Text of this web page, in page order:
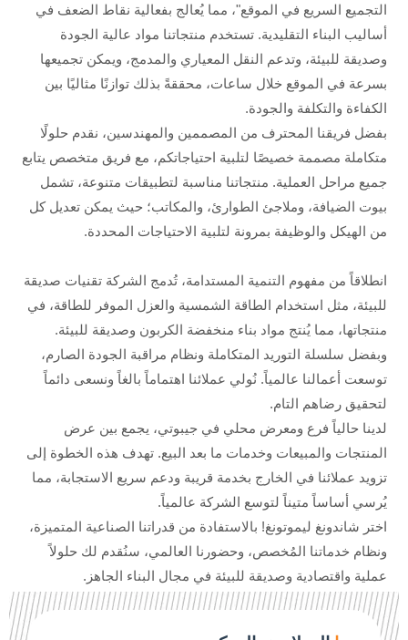
التجميع السريع في الموقع"، مما يُعالج بفعالية نقاط الضعف في
أساليب البناء التقليدية. تستخدم منتجاتنا مواد عالية الجودة
وصديقة للبيئة، وتدعم النقل المعياري والمدمج، ويمكن تجميعها
بسرعة في الموقع خلال ساعات، محققةً بذلك توازنًا مثاليًا بين
الكفاءة والتكلفة والجودة.
بفضل فريقنا المحترف من المصممين والمهندسين، نقدم حلولًا
متكاملة مصممة خصيصًا لتلبية احتياجاتكم، مع فريق متخصص يتابع
جميع مراحل العملية. منتجاتنا مناسبة لتطبيقات متنوعة، تشمل
بيوت الضيافة، وملاجئ الطوارئ، والمكاتب؛ حيث يمكن تعديل كل
من الهيكل والوظيفة بمرونة لتلبية الاحتياجات المحددة.
انطلاقاً من مفهوم التنمية المستدامة، تُدمج الشركة تقنيات صديقة
للبيئة، مثل استخدام الطاقة الشمسية والعزل الموفر للطاقة، في
منتجاتها، مما يُنتج مواد بناء منخفضة الكربون وصديقة للبيئة.
وبفضل سلسلة التوريد المتكاملة ونظام مراقبة الجودة الصارم،
توسعت أعمالنا عالمياً. نُولي عملائنا اهتماماً بالغاً ونسعى دائماً
لتحقيق رضاهم التام.
لدينا حالياً فرع ومعرض محلي في جيبوتي، يجمع بين عرض
المنتجات والمبيعات وخدمات ما بعد البيع. تهدف هذه الخطوة إلى
تزويد عملائنا في الخارج بخدمة قريبة ودعم سريع الاستجابة، مما
يُرسي أساساً متيناً لتوسع الشركة عالمياً.
اختر شاندونغ ليموتونغ! بالاستفادة من قدراتنا الصناعية المتميزة،
ونظام خدماتنا المُخصص، وحضورنا العالمي، سنُقدم لك حلولاً
عملية واقتصادية وصديقة للبيئة في مجال البناء الجاهز.